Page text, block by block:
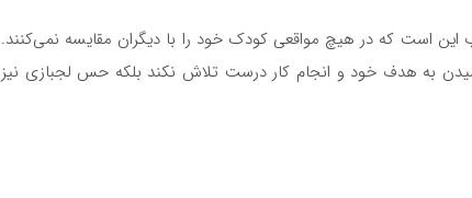
است که در هیچ مواقعی کودک خود را با دیگران مقایسه نمی‌کنند.
به هدف خود و انجام کار درست تلاش نکند بلکه حس لجبازی نیز